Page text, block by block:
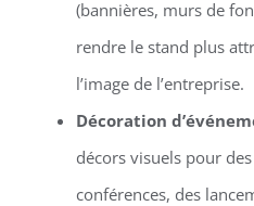
(bannières, murs de
rendre le stand plus
l’image de l’entreprise.
Décoration
décors visuels pour
conférences, des